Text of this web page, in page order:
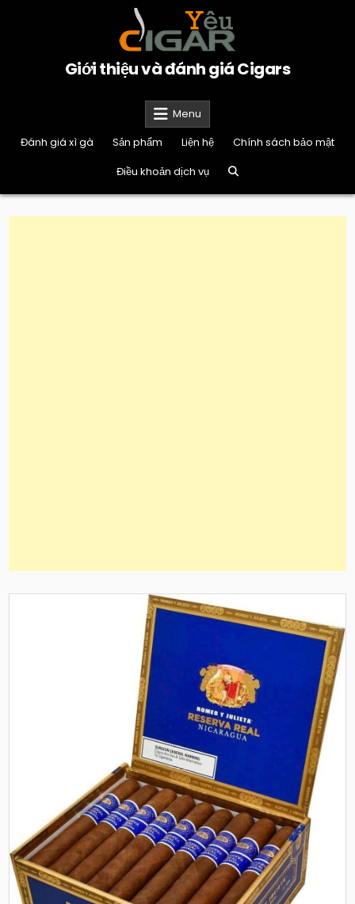
Giới thiệu và đánh giá Cigars
Menu
Đánh giá xì gà
Sản phẩm Liện hệ
Chính sách bảo mật
Điều khoản dịch vụ